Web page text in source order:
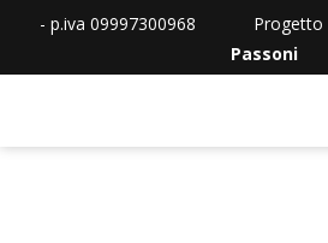
- p.iva 09997300968 Progetto
Passoni